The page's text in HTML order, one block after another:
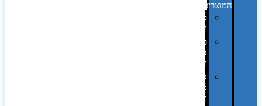
המוצרים
טכנולוגיה
וגאדג'טים
פנאי,
נופש
ונסיעות
סביבת
משרד
ופרימיום